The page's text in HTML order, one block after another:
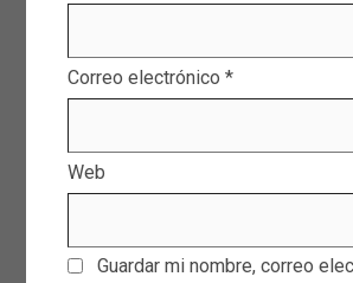
Correo electrónico *
Web
Guardar mi nombre, correo